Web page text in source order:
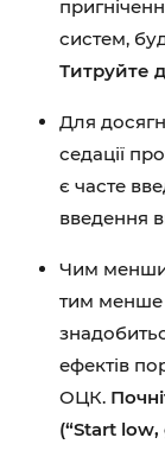
систем,
Титруйте
Для
седації
є часте
введення
Чим
тим менше
ефектів
ОЦК.
(“Start low,